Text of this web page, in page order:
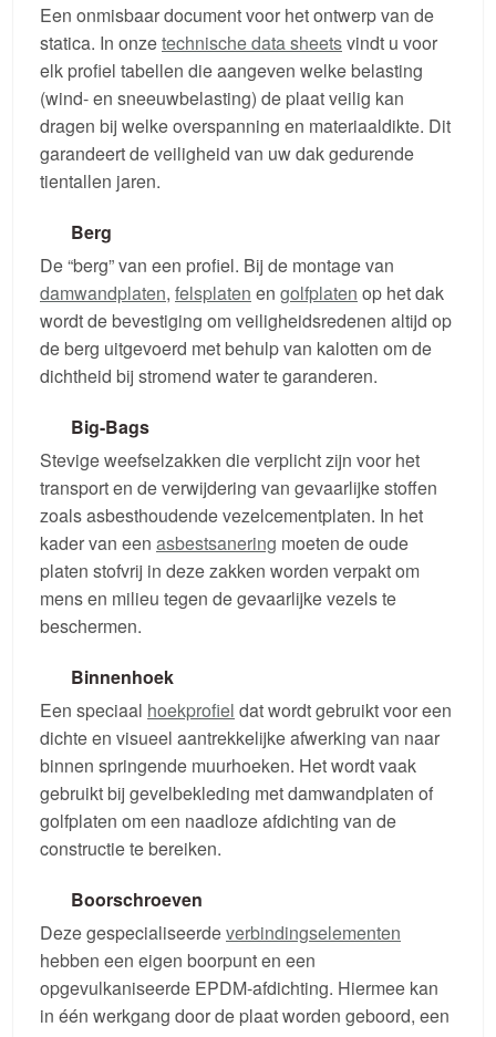
Een onmisbaar document voor het ontwerp van de
statica. In onzetechnische data sheetsvindt u voor
elk profiel tabellen die aangeven welke belasting
(wind- en sneeuwbelasting) de plaat veilig kan
dragen bij welke overspanning en materiaaldikte. Dit
garandeert de veiligheid van uw dak gedurende
tientallen jaren.
Berg
De “berg” van een profiel. Bij de montage van
damwandplaten, felsplaten en golfplaten op het dak
wordt de bevestiging om veiligheidsredenen altijd op
de berg uitgevoerd met behulp van kalotten om de
dichtheid bij stromend water te garanderen.
Big-Bags
Stevige weefselzakken die verplicht zijn voor het
transport en de verwijdering van gevaarlijke stoffen
zoals asbesthoudende vezelcementplaten. In het
kader van een asbestsanering moeten de oude
platen stofvrij in deze zakken worden verpakt om
mens en milieu tegen de gevaarlijke vezels te
beschermen.
Binnenhoek
Een speciaal hoekprofiel dat wordt gebruikt voor een
dichte en visueel aantrekkelijke afwerking van naar
binnen springende muurhoeken. Het wordt vaak
gebruikt bij gevelbekleding met damwandplaten of
golfplaten om een naadloze afdichting van de
constructie te bereiken.
Boorschroeven
Deze gespecialiseerdeverbindingselementen
hebben een eigen boorpunt en een
opgevulkaniseerde EPDM-afdichting. Hiermee kan
in één werkgang door de plaat worden geboord, een